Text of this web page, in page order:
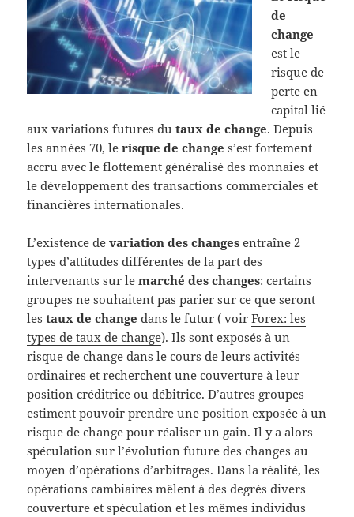
de
change
est le
risque de
perte en
capital lié
aux variations futures dutaux de change. Depuis
les années 70, lerisque de change s’est fortement
accru avec le flottement généralisé des monnaies et
le développement des transactions commerciales et
financières internationales.
L’existence devariation des changes entraîne 2
types d’attitudes différentes de la part des
intervenants sur lemarché des changes: certains
groupes ne souhaitent pas parier sur ce que seront
lestaux de change dans le futur ( voirForex: les
types de taux de change). Ils sont exposés à un
risque de change dans le cours de leurs activités
ordinaires et recherchent une couverture à leur
position créditrice ou débitrice. D’autres groupes
estiment pouvoir prendre une position exposée à un
risque de change pour réaliser un gain. Il y a alors
spéculation sur l’évolution future des changes au
moyen d’opérations d’arbitrages. Dans la réalité, les
opérations cambiaires mêlent à des degrés divers
couverture et spéculation et les mêmes individus